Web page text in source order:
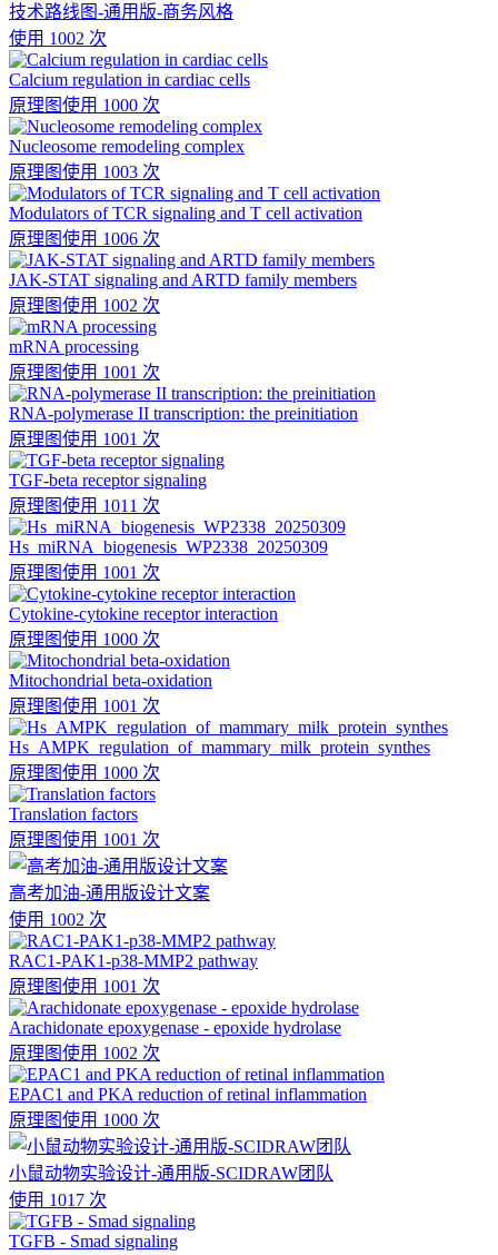
技术路线图-通用版-商务风格
使用 1002 次
Calcium regulation in cardiac cells
原理图使用 1000 次
Nucleosome remodeling complex
原理图使用 1003 次
Modulators of TCR signaling and T cell activation
原理图使用 1006 次
JAK-STAT signaling and ARTD family members
原理图使用 1002 次
mRNA processing
原理图使用 1001 次
RNA-polymerase II transcription: the preinitiation
原理图使用 1001 次
TGF-beta receptor signaling
原理图使用 1011 次
Hs_miRNA_biogenesis_WP2338_20250309
原理图使用 1001 次
Cytokine-cytokine receptor interaction
原理图使用 1000 次
Mitochondrial beta-oxidation
原理图使用 1001 次
Hs_AMPK_regulation_of_mammary_milk_protein_synthes
原理图使用 1000 次
Translation factors
原理图使用 1001 次
高考加油-通用版设计文案
使用 1002 次
RAC1-PAK1-p38-MMP2 pathway
原理图使用 1001 次
Arachidonate epoxygenase - epoxide hydrolase
原理图使用 1002 次
EPAC1 and PKA reduction of retinal inflammation
原理图使用 1000 次
小鼠动物实验设计-通用版-SCIDRAW团队
使用 1017 次
TGFB - Smad signaling